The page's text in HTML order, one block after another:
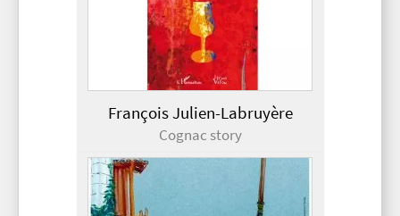
François Julien-Labruyère
Cognac story